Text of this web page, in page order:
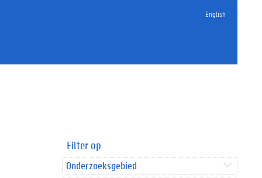
English
Filter op
Onderzoeksgebied